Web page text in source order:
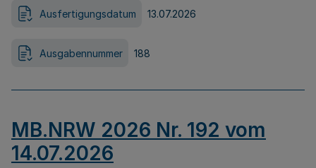
Ausfertigungsdatum 13.07.2026
Ausgabennummer 188
MB.NRW 2026 Nr. 192 vom
14.07.2026